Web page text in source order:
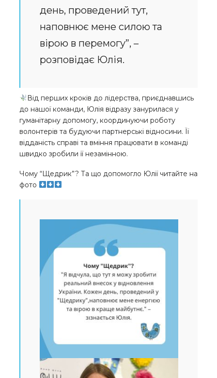
день, проведений тут,
наповнює мене силою та
вірою в перемогу”, –
розповідає Юлія.
Від перших кроків до лідерства, приєднавшись
до нашої команди, Юлія відразу занурилася у
гуманітарну допомогу, координуючи роботу
волонтерів та будуючи партнерські відносини. Її
відданість справі та вміння працювати в команді
швидко зробили її незамінною.
Чому “Щедрик”? Та що допомогло Юлії читайте на
фото